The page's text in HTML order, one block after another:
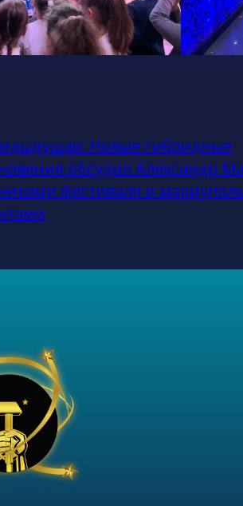
Новые гибридные
обсудил Александр
фестиваля и